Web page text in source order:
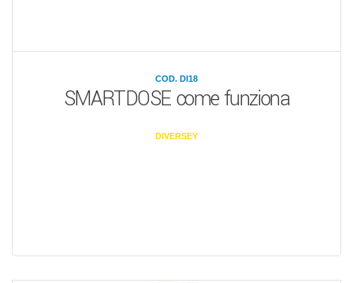
COD. DI18
SMARTDOSE come funziona
DIVERSEY